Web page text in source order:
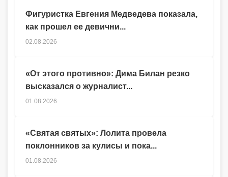
Фигуристка Евгения Медведева показала,
как прошел ее девични...
02.08.2026
«От этого противно»: Дима Билан резко
высказался о журналист...
01.08.2026
«Святая святых»: Лолита провела
поклонников за кулисы и пока...
01.08.2026